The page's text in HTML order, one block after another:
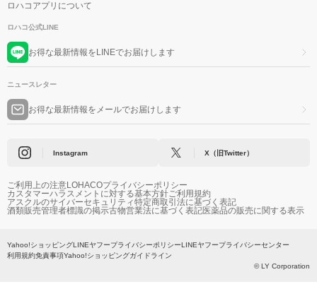
ロハコアプリについて
ロハコ公式LINE
お得な最新情報をLINEでお届けします
ニュースレター
お得な最新情報をメールでお届けします
Instagram X（旧Twitter）
ご利用上の注意LOHACOプライバシーポリシー
カスタマーハラスメントに対する基本方針ご利用規約
アスクルのサイバーセキュリティ特定商取引法に基づく表記
酒類販売管理者標識の掲示古物営業法に基づく表記医薬品の販売に関する表示
Yahoo!ショッピングLINEヤフープライバシーポリシーLINEヤフープライバシーセンター
利用規約免責事項Yahoo!ショッピングガイドライン
© LY Corporation